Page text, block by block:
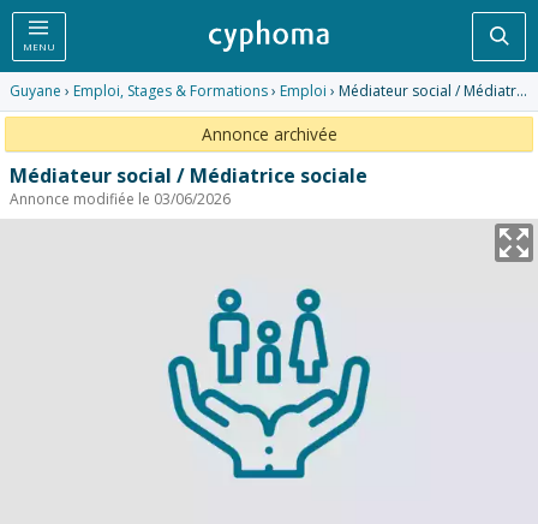
MENU
Guyane › Emploi, Stages & Formations› Emploi › Médiateur social / Médiatrice sociale
Annonce archivée
Médiateur social / Médiatrice sociale
Annonce modifiée le 03/06/2026